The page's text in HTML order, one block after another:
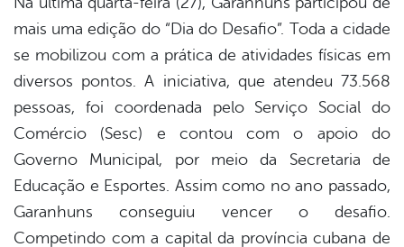
mais uma edição do “Dia do Desafio”. Toda a cidade
se mobilizou com a prática de atividades físicas em
diversos pontos. A iniciativa, que atendeu 73.568
pessoas, foi coordenada pelo Serviço Social do
Comércio (Sesc) e contou com o apoio do
Governo Municipal, por meio da Secretaria de
Educação e Esportes. Assim como no ano passado,
Garanhuns conseguiu vencer o desafio.
Competindo com a capital da província cubana de